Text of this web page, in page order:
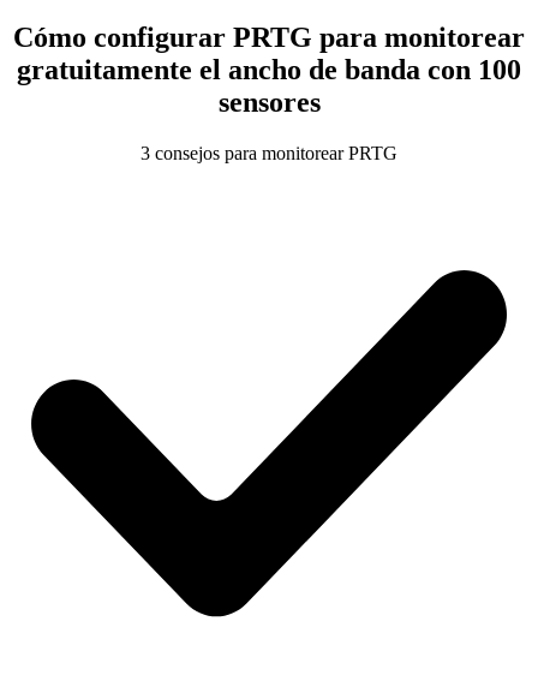
Cómo configurar PRTG para monitorear
gratuitamente el ancho de banda con 100
sensores
3 consejos para monitorear PRTG